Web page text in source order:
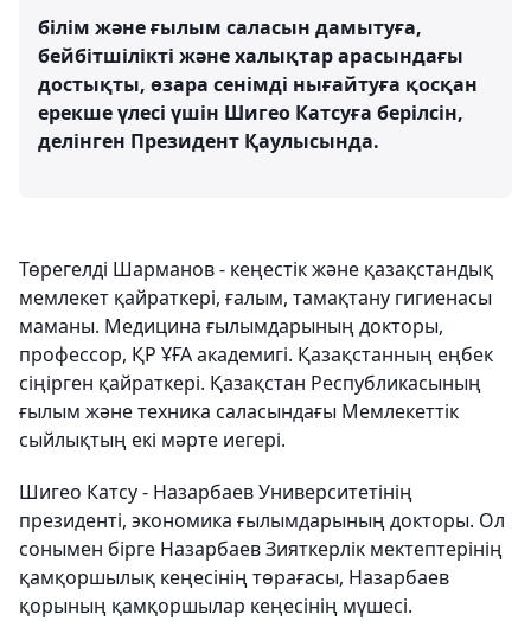
білім және ғылым саласын дамытуға,
бейбітшілікті және халықтар арасындағы
достықты, өзара сенімді нығайтуға қосқан
ерекше үлесі үшін Шигео Катсуға берілсін,
делінген Президент Қаулысында.
Төрегелді Шарманов - кеңестік және қазақстандық
мемлекет қайраткері, ғалым, тамақтану гигиенасы
маманы. Медицина ғылымдарының докторы,
профессор, ҚР ҰҒА академигі. Қазақстанның еңбек
сіңірген қайраткері. Қазақстан Республикасының
ғылым және техника саласындағы Мемлекеттік
сыйлықтың екі мәрте иегері.
Шигео Катсу - Назарбаев Университетінің
президенті, экономика ғылымдарының докторы. Ол
сонымен бірге Назарбаев Зияткерлік мектептерінің
қамқоршылық кеңесінің төрағасы, Назарбаев
қорының қамқоршылар кеңесінің мүшесі.